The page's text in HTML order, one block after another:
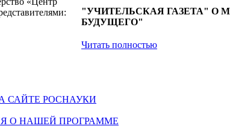
"УЧИТЕЛЬСКАЯ ГАЗЕТА" О
БУДУЩЕГО"
Читать полностью
САЙТЕ РОСНАУКИ
О НАШЕЙ ПРОГРАММЕ